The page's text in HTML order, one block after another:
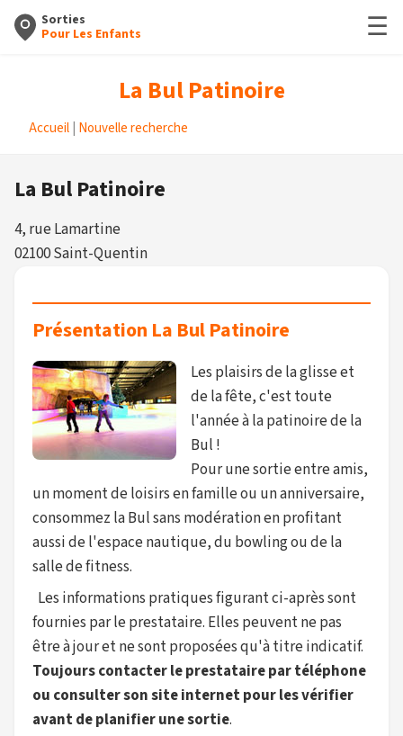
Sorties
Pour Les Enfants
☰
La Bul Patinoire
Accueil Nouvelle recherche
La Bul Patinoire
4, rue Lamartine
02100 Saint-Quentin
Présentation La Bul Patinoire
Les plaisirs de la glisse et
de la fête, c'est toute
l'année à la patinoire de la
Bul !
Pour une sortie entre amis,
un moment de loisirs en famille ou un anniversaire,
consommez la Bul sans modération en profitant
aussi de l'espace nautique, du bowling ou de la
salle de fitness.
Les informations pratiques figurant ci-après sont
fournies par le prestataire. Elles peuvent ne pas
être à jour et ne sont proposées qu'à titre indicatif.
Toujours contacter le prestataire par téléphone
ou consulter son site internet pour les vérifier
avant de planifier une sortie.